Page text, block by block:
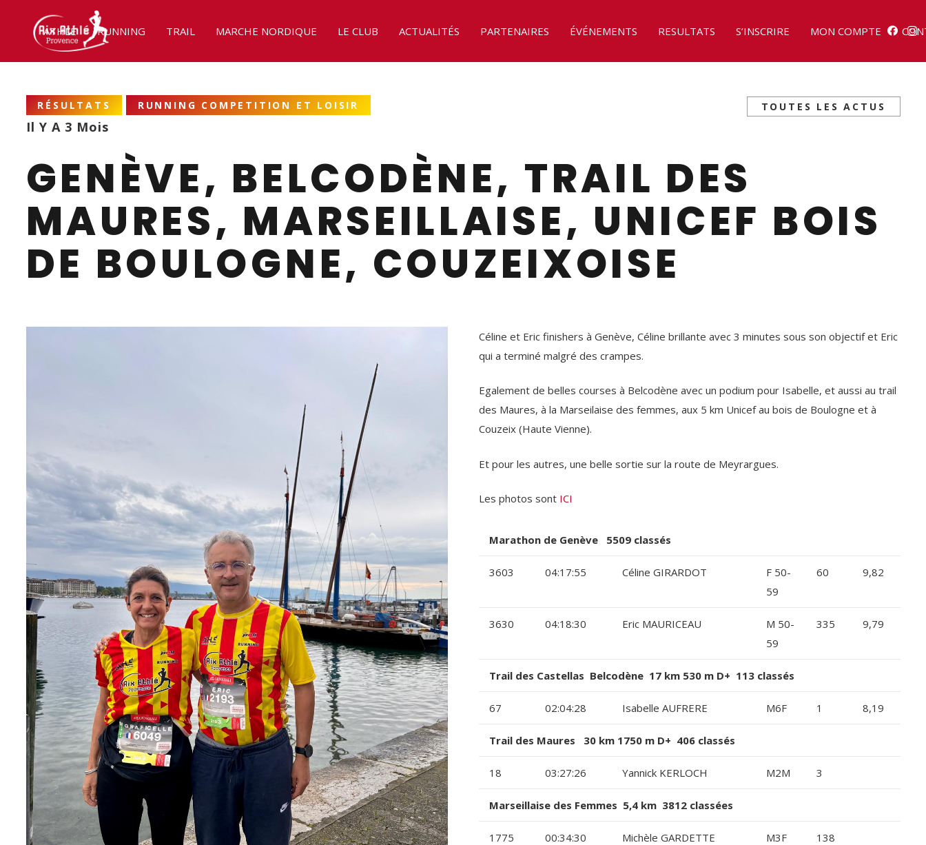
ATHLÉ RUNNING TRAIL MARCHE NORDIQUE LE CLUB ACTUALITÉS PARTENAIRES ÉVÉNEMENTS RESULTATS S’INSCRIRE MON COMPTE
RÉSULTATS RUNNING COMPETITION ET LOISIR
Il Y A 3 Mois
TOUTES LES ACTUS
GENÈVE, BELCODÈNE, TRAIL DES
MAURES, MARSEILLAISE, UNICEF BOIS
DE BOULOGNE, COUZEIXOISE
Céline et Eric finishers à Genève, Céline brillante avec 3 minutes sous son objectif et Eric
qui a terminé malgré des crampes.
Egalement de belles courses à Belcodène avec un podium pour Isabelle, et aussi au trail
des Maures, à la Marseilaise des femmes, aux 5 km Unicef au bois de Boulogne et à
Couzeix (Haute Vienne).
Et pour les autres, une belle sortie sur la route de Meyrargues.
Les photos sont ICI
Marathon de Genève 5509 classés
3603 04:17:55 Céline GIRARDOT
F 50-
59
60 9,82
3630 04:18:30 Eric MAURICEAU
M 50-
59
335 9,79
Trail des Castellas Belcodène 17 km 530 m D+ 113 classés
67 02:04:28 Isabelle AUFRERE M6F 1 8,19
Trail des Maures 30 km 1750 m D+ 406 classés
18 03:27:26 Yannick KERLOCH M2M 3
Marseillaise des Femmes 5,4 km 3812 classées
1775 00:34:30 Michèle GARDETTE M3F 138